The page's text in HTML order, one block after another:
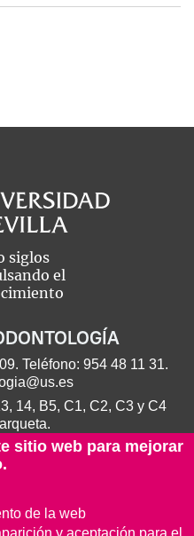
siglos
el
Teléfono: 954 48 11 31.
14, B5, C1, C2, C3 y C4
sitio web para mejorar
de la web
y aceptación para el